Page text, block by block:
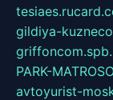
tesiaes.ru
gildiya-
PARK-
avtoyurist-